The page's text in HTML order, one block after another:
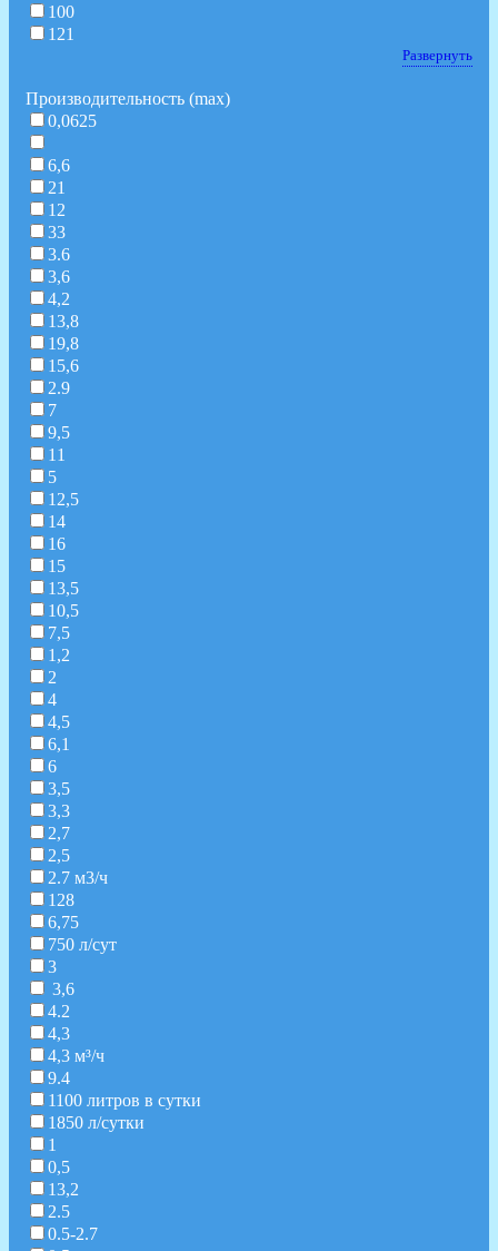
100
121
Развернуть
Производительность (max)
0,0625
6,6
21
12
33
3.6
3,6
4,2
13,8
19,8
15,6
2.9
7
9,5
11
5
12,5
14
16
15
13,5
10,5
7,5
1,2
2
4
4,5
6,1
6
3,5
3,3
2,7
2,5
2.7 м3/ч
128
6,75
750 л/сут
3
3,6
4.2
4,3
4,3 м³/ч
9.4
1100 литров в сутки
1850 л/сутки
1
0,5
13,2
2.5
0.5-2.7